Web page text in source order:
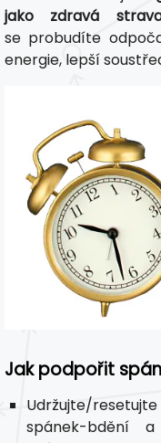
jako zdravá
se probudíte
energie, lepší
Jak podpořit
Udržujte/
spánek-bdění